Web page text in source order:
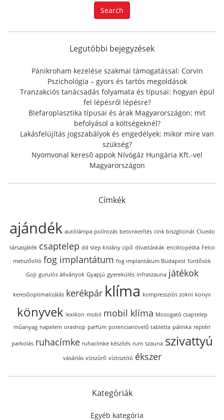
r
f
r
:
Search
Legutóbbi bejegyzések
Pánikroham kezelése szakmai támogatással: Corvin
Pszichológia – gyors és tartós megoldások
Tranzakciós tanácsadás folyamata és típusai: hogyan épül
fel lépésről lépésre?
Blefaroplasztika típusai és árak Magyarországon: mit
befolyásol a költségeknél?
Lakásfelújítás jogszabályok és engedélyek: mikor mire van
szükség?
Nyomvonal kereső appok Nívógáz Hungária Kft.-vel
Magyarországon
Címkék
ajándék autólámpa polírozás betonkerítés cink biszglicinát Cluedo
társasjáték csaptelep dd step kislány cipő divattáskák enciklopédia Felco
metszőolló fog implantátum fog implantátum Budapest fürdősók
Goji gurulós állványok Gyapjú gyerekülés infraszauna játékok
keresőoptimalizálás kerékpár klíma kompressziós zokni könyv
könyvek lexikon mobil mobil klíma Mosogató csaptelep
műanyag napelem orashop parfüm potencianövelő tabletta pálinka reptéri
parkolás ruhacímke ruhacímke készítés rum szauna szivattyú
vásárlás vízszűrő víztisztító ékszer
Kategóriák
Egyéb kategória